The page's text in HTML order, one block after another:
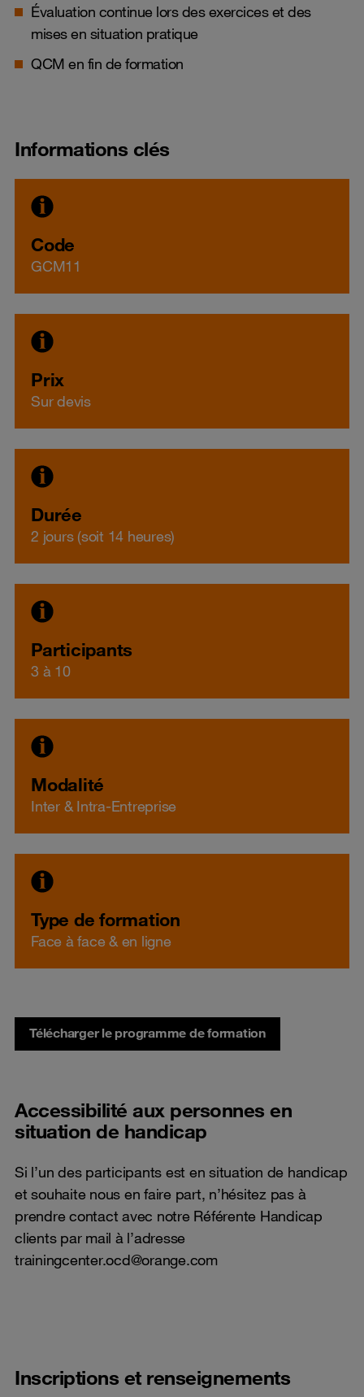
Évaluation continue lors des exercices et des
mises en situation pratique
QCM en fin de formation
Informations clés
Code
GCM11
Prix
Sur devis
Durée
2 jours (soit 14 heures)
Participants
3 à 10
Modalité
Inter & Intra-Entreprise
Type de formation
Face à face & en ligne
Télécharger le programme de formation
Accessibilité aux personnes en
situation de handicap
Si l’un des participants est en situation de handicap
et souhaite nous en faire part, n’hésitez pas à
prendre contact avec notre Référente Handicap
clients par mail à l’adresse
trainingcenter.ocd@orange.com
Inscriptions et renseignements